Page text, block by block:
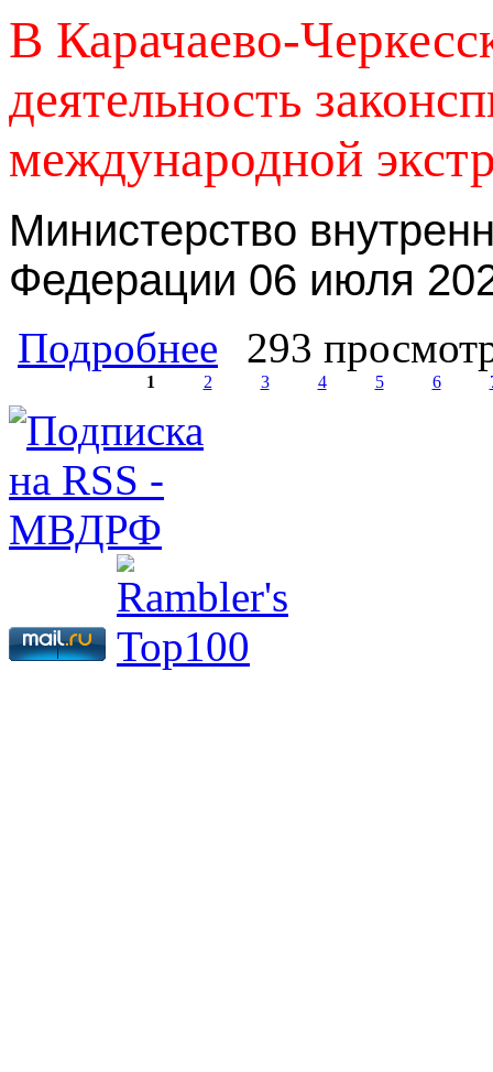
В Карачаево-
деятельность
международной
Министерство
Федерации 06 июля
Подробнее о В Карачаево-Черкесской
экстремистской организации
293
Страницы
1 2 3 4 5 6